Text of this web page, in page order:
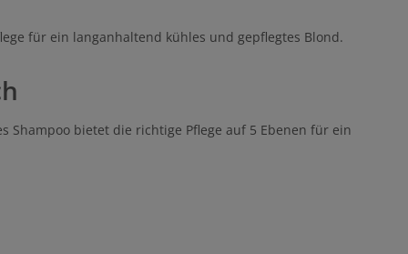
für ein langanhaltend kühles und gepflegtes Blond.
Shampoo bietet die richtige Pflege auf 5 Ebenen für ein